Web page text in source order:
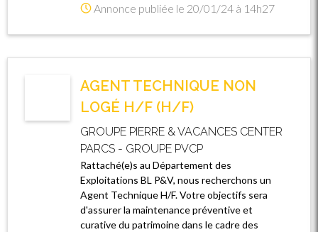
Annonce publiée le 20/01/24 à 14h27
AGENT TECHNIQUE NON
LOGÉ H/F (H/F)
GROUPE PIERRE & VACANCES CENTER
PARCS - GROUPE PVCP
Rattaché(e)s au Département des
Exploitations BL P&V, nous recherchons un
Agent Technique H/F. Votre objectifs sera
d'assurer la maintenance préventive et
curative du patrimoine dans le cadre des